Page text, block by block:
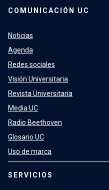
COMUNICACIÓN UC
Noticias
Agenda
Redes sociales
Visión Universitaria
Revista Universitaria
Media UC
Radio Beethoven
Glosario UC
Uso de marca
SERVICIOS